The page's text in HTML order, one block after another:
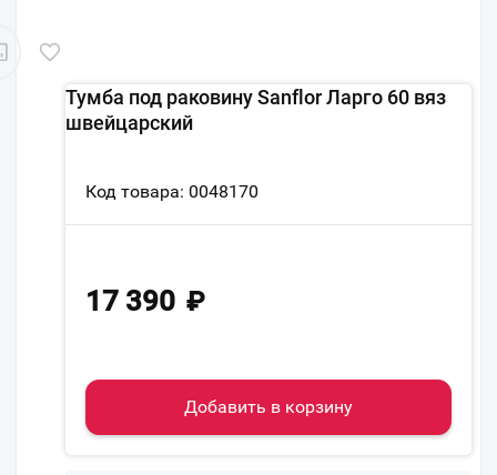
Тумба под раковину Sanflor Ларго 60 вяз
швейцарский
Код товара: 0048170
17 390 ₽
Добавить в корзину